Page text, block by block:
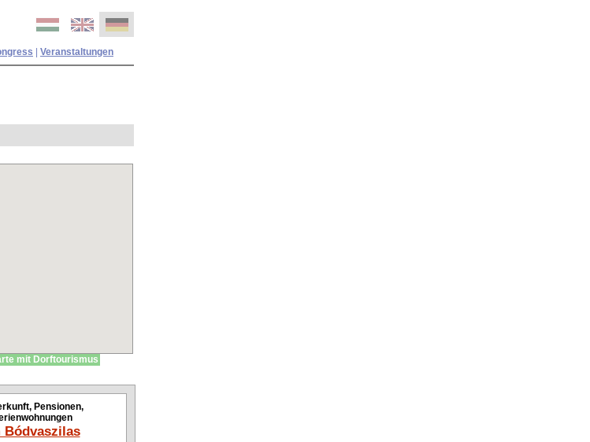
Veranstaltungen
mit Dorftourismus
Pensionen,
Bódvaszilas